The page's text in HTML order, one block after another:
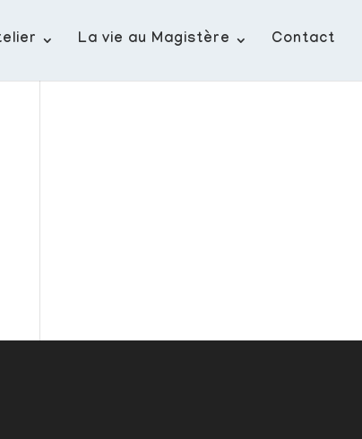
La vie au Magistère Contact